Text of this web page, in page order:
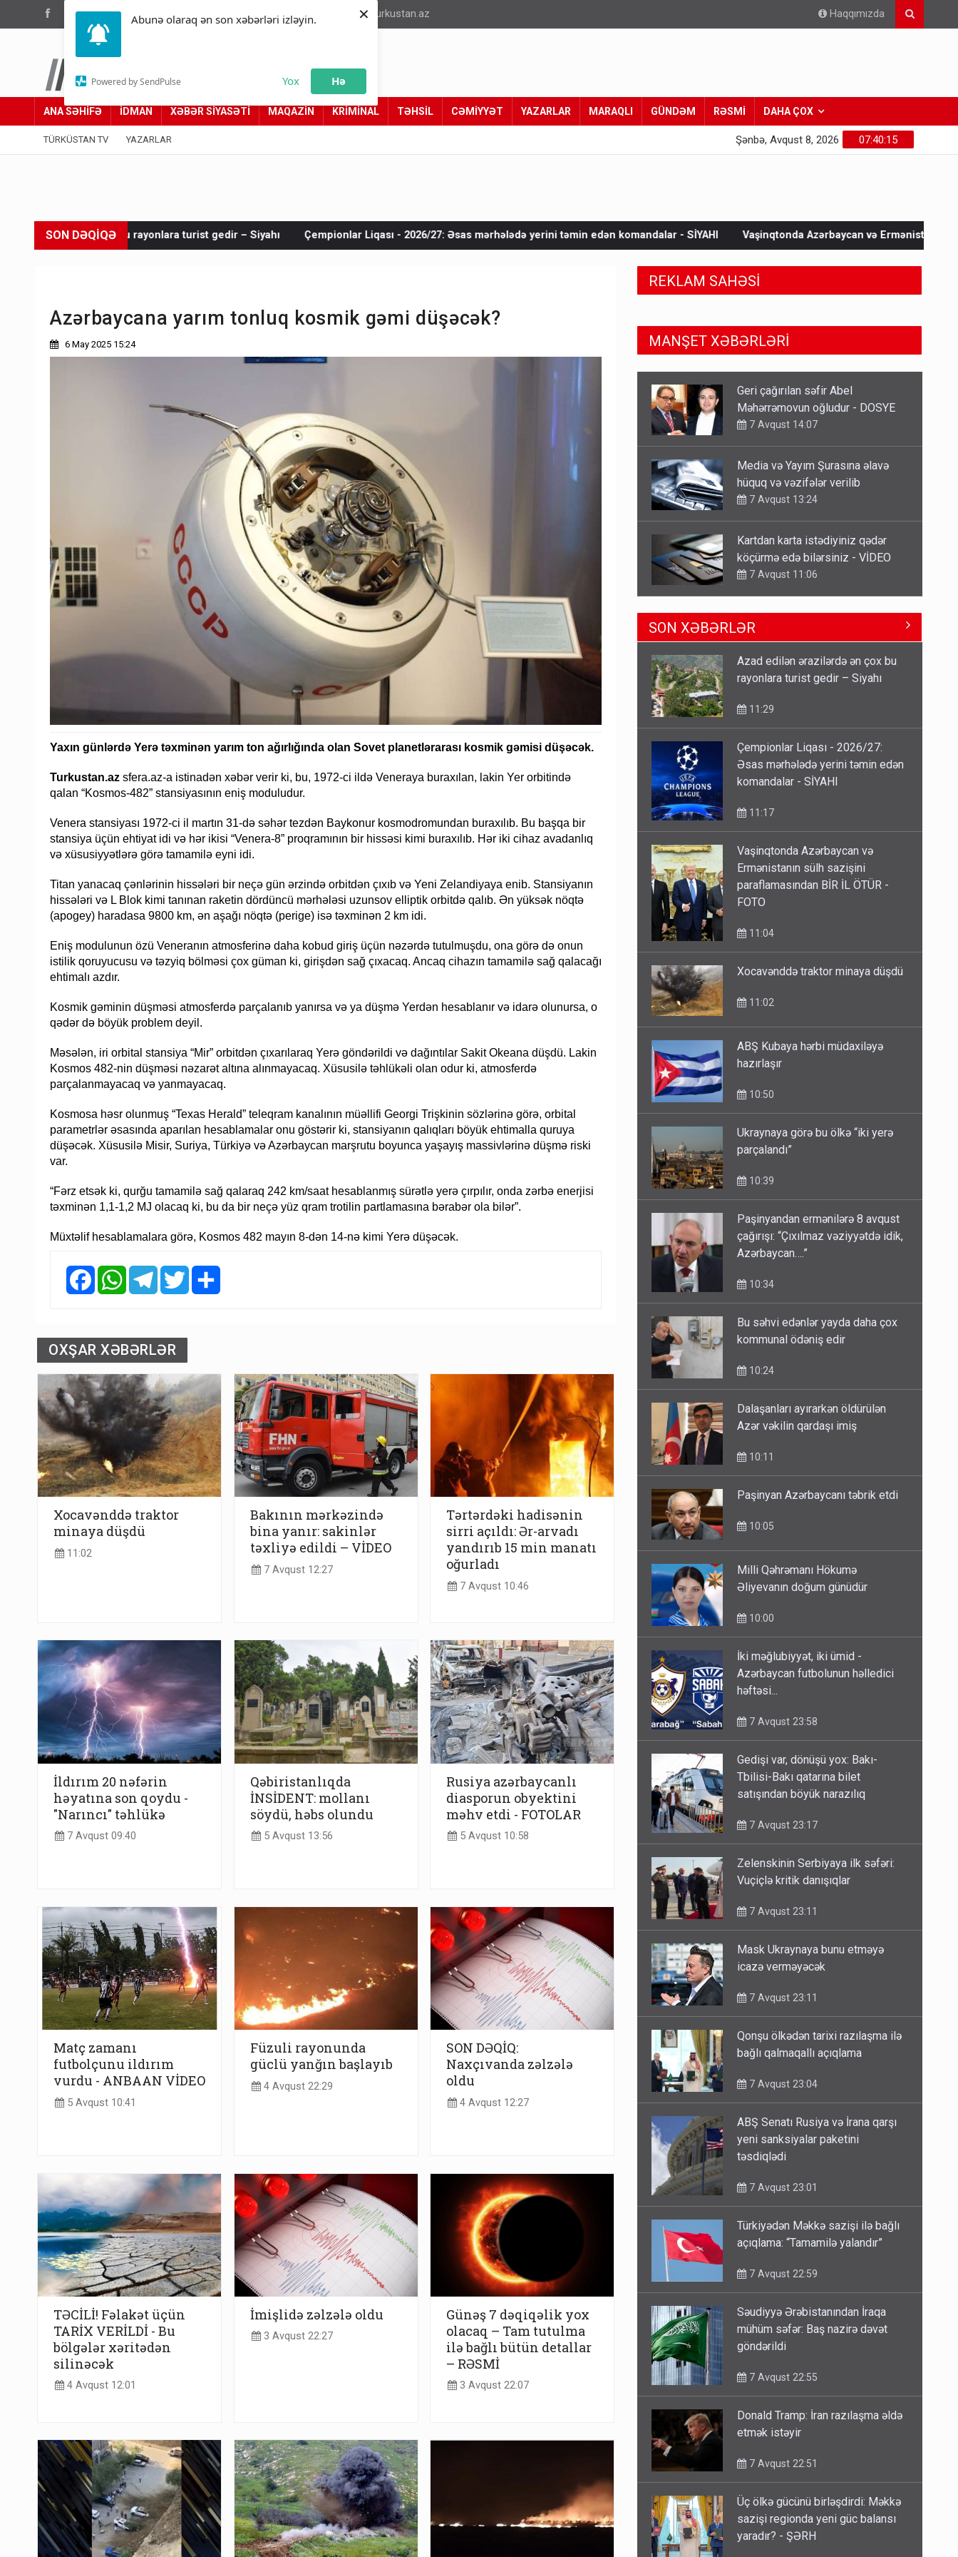
Abunə olaraq ən son xəbərləri izləyin.
Powered by SendPulse Yox Hə
×
(012) 449 94 05 info@turkustan.az Haqqımızda
Türküstan.az
Adımız yolumuzdur
ANA SƏHİFƏ İDMAN XƏBƏR SİYASƏTİ MAQAZİN KRİMİNAL TƏHSİL CƏMİYYƏT YAZARLAR MARAQLI GÜNDƏM RƏSMİ DAHA ÇOX
TÜRKÜSTAN TV YAZARLAR 07:40:17
Şənbə, Avqust 8, 2026
SON DƏQİQƏ
bu rayonlara turist gedir – Siyahı Çempionlar Liqası - 2026/27: Əsas mərhələdə yerini təmin edən komandalar - SİYAHI Vaşinqtonda Azərbaycan və Ermənistanın sülh sazişini
Azərbaycana yarım tonluq kosmik gəmi düşəcək?
6 May 2025 15:24
Yaxın günlərdə Yerə təxminən yarım ton ağırlığında olan Sovet planetlərarası kosmik gəmisi düşəcək.
Turkustan.az sfera.az-a istinadən xəbər verir ki, bu, 1972-ci ildə Veneraya buraxılan, lakin Yer orbitində
qalan “Kosmos-482” stansiyasının eniş moduludur.
Venera stansiyası 1972-ci il martın 31-də səhər tezdən Baykonur kosmodromundan buraxılıb. Bu başqa bir
stansiya üçün ehtiyat idi və hər ikisi “Venera-8” proqramının bir hissəsi kimi buraxılıb. Hər iki cihaz avadanlıq
və xüsusiyyətlərə görə tamamilə eyni idi.
Titan yanacaq çənlərinin hissələri bir neçə gün ərzində orbitdən çıxıb və Yeni Zelandiyaya enib. Stansiyanın
hissələri və L Blok kimi tanınan raketin dördüncü mərhələsi uzunsov elliptik orbitdə qalıb. Ən yüksək nöqtə
(apogey) haradasa 9800 km, ən aşağı nöqtə (perige) isə təxminən 2 km idi.
Eniş modulunun özü Veneranın atmosferinə daha kobud giriş üçün nəzərdə tutulmuşdu, ona görə də onun
istilik qoruyucusu və təzyiq bölməsi çox güman ki, girişdən sağ çıxacaq. Ancaq cihazın tamamilə sağ qalacağı
ehtimalı azdır.
Kosmik gəminin düşməsi atmosferdə parçalanıb yanırsa və ya düşmə Yerdən hesablanır və idarə olunursa, o
qədər də böyük problem deyil.
Məsələn, iri orbital stansiya “Mir” orbitdən çıxarılaraq Yerə göndərildi və dağıntılar Sakit Okeana düşdü. Lakin
Kosmos 482-nin düşməsi nəzarət altına alınmayacaq. Xüsusilə təhlükəli olan odur ki, atmosferdə
parçalanmayacaq və yanmayacaq.
Kosmosa həsr olunmuş “Texas Herald” teleqram kanalının müəllifi Georgi Trişkinin sözlərinə görə, orbital
parametrlər əsasında aparılan hesablamalar onu göstərir ki, stansiyanın qalıqları böyük ehtimalla quruya
düşəcək. Xüsusilə Misir, Suriya, Türkiyə və Azərbaycan marşrutu boyunca yaşayış massivlərinə düşmə riski
var.
“Fərz etsək ki, qurğu tamamilə sağ qalaraq 242 km/saat hesablanmış sürətlə yerə çırpılır, onda zərbə enerjisi
təxminən 1,1-1,2 MJ olacaq ki, bu da bir neçə yüz qram trotilin partlamasına bərabər ola bilər”.
Müxtəlif hesablamalara görə, Kosmos 482 mayın 8-dən 14-nə kimi Yerə düşəcək.
FacebookWhatsAppTelegramTwitter
OXŞAR XƏBƏRLƏR
Xocavənddə traktor
minaya düşdü
11:02
Bakının mərkəzində
bina yanır: sakinlər
təxliyə edildi – VİDEO
7 Avqust 12:27
Tərtərdəki hadisənin
sirri açıldı: Ər-arvadı
yandırıb 15 min manatı
oğurladı
7 Avqust 10:46
İldırım 20 nəfərin
həyatına son qoydu -
"Narıncı" təhlükə
7 Avqust 09:40
Qəbiristanlıqda
İNSİDENT: mollanı
söydü, həbs olundu
5 Avqust 13:56
Rusiya azərbaycanlı
diasporun obyektini
məhv etdi - FOTOLAR
5 Avqust 10:58
Matç zamanı
futbolçunu ildırım
vurdu - ANBAAN VİDEO
5 Avqust 10:41
Füzuli rayonunda
güclü yanğın başlayıb
4 Avqust 22:29
SON DƏQİQ:
Naxçıvanda zəlzələ
oldu
4 Avqust 12:27
TƏCİLİ! Fəlakət üçün
TARİX VERİLDİ - Bu
bölgələr xəritədən
silinəcək
4 Avqust 12:01
İmişlidə zəlzələ oldu
3 Avqust 22:27
Günəş 7 dəqiqəlik yox
olacaq – Tam tutulma
ilə bağlı bütün detallar
– RƏSMİ
3 Avqust 22:07
REKLAM SAHƏSİ
MANŞET XƏBƏRLƏRİ
Media və Yayım Şurasına əlavə
hüquq və vəzifələr verilib
7 Avqust 13:24
Kartdan karta istədiyiniz qədər
köçürmə edə bilərsiniz - VİDEO
7 Avqust 11:06
Tərtərdəki hadisənin sirri açıldı:
Ər-arvadı yandırıb 15 min manatı
oğurladı
Azad edilən ərazilərdə ən çox bu
rayonlara turist gedir – Siyahı
11:29
Gedişi var, dönüşü yox: Bakı-
7 Avqust 23:17
Məhərrəmovun oğludur - DOSYE
SON XƏBƏRLƏR
Azad edilən ərazilərdə ən çox bu
Çempionlar Liqası - 2026/27:
Əsas mərhələdə yerini təmin edən
Vaşinqtonda Azərbaycan və
Ermənistanın sülh sazişini
paraflamasından BİR İL ÖTÜR -
ABŞ Kubaya hərbi müdaxiləyə
Ukraynaya görə bu ölkə “iki yerə
Paşinyandan ermənilərə 8 avqust
çağırışı: “Çıxılmaz vəziyyətdə idik,
Bu səhvi edənlər yayda daha çox
Dalaşanları ayırarkən öldürülən
Milli Qəhrəmanı Hökumə
İki məğlubiyyət, iki ümid -
Azərbaycan futbolunun həlledici
Gedişi var, dönüşü yox: Bakı-
Tbilisi-Bakı qatarına bilet
Zelenskinin Serbiyaya ilk səfəri:
Mask Ukraynaya bunu etməyə
Qonşu ölkədən tarixi razılaşma ilə
ABŞ Senatı Rusiya və İrana qarşı
yeni sanksiyalar paketini
Türkiyədən Məkkə sazişi ilə bağlı
Səudiyyə Ərəbistanından İraqa
mühüm səfər: Baş nazirə dəvət
Donald Tramp: İran razılaşma əldə
Üç ölkə gücünü birləşdirdi: Məkkə
sazişi regionda yeni güc balansı